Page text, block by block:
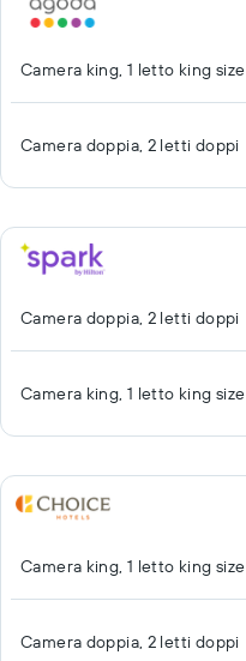
Camera king, 1 letto king size
Camera doppia, 2 letti doppi
Camera doppia, 2 letti doppi
Camera king, 1 letto king size
Camera king, 1 letto king size
Camera doppia, 2 letti doppi